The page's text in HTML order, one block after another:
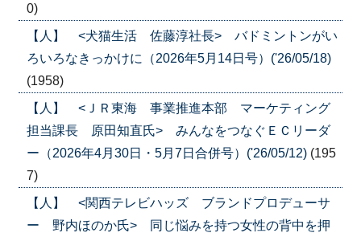
0)
【人】 <犬猫生活 佐藤淳社長> バドミントンがい
ろいろなきっかけに（2026年5月14日号）('26/05/18)
(1958)
【人】 <ＪＲ東海 事業推進本部 マーケティング
担当課長 原田知直氏> みんなをつなぐＥＣリーダ
ー（2026年4月30日・5月7日合併号）('26/05/12) (195
7)
【人】 <関西テレビハッズ ブランドプロデューサ
ー 野内ほのか氏> 同じ悩みを持つ女性の背中を押